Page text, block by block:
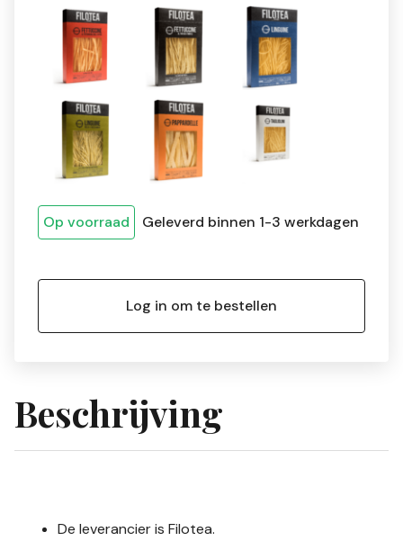
Op voorraad Geleverd binnen 1-3 werkdagen
Log in om te bestellen
Beschrijving
De leverancier is Filotea.